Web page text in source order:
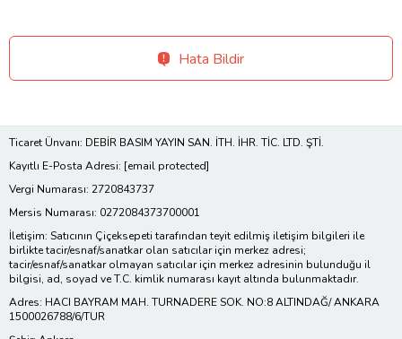
Hata Bildir
Ticaret Ünvanı: DEBİR BASIM YAYIN SAN. İTH. İHR. TİC. LTD. ŞTİ.
Kayıtlı E-Posta Adresi: [email protected]
Vergi Numarası: 2720843737
Mersis Numarası: 0272084373700001
İletişim: Satıcının Çiçeksepeti tarafından teyit edilmiş iletişim bilgileri ile
birlikte tacir/esnaf/sanatkar olan satıcılar için merkez adresi;
tacir/esnaf/sanatkar olmayan satıcılar için merkez adresinin bulunduğu il
bilgisi, ad, soyad ve T.C. kimlik numarası kayıt altında bulunmaktadır.
Adres: HACI BAYRAM MAH. TURNADERE SOK. NO:8 ALTINDAĞ/ ANKARA
1500026788/6/TUR